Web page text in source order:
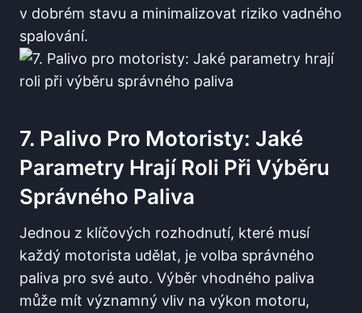
v dobrém stavu a minimalizovat riziko vadného
spalování.
7. Palivo ​pro Motoristy:​ Jaké
Parametry Hrají Roli Při Výběru
Správného Paliva
Jednou z klíčových rozhodnutí,​ které musí
⁤každý motorista⁢ udělat, je⁢ volba ⁢správného
paliva pro své⁢ auto.⁣ Výběr vhodného paliva
může mít⁣ významný vliv ‍na výkon ‍motoru,